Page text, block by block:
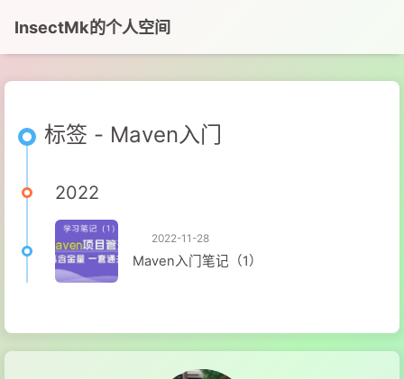
InsectMk的个人空间
标签 - Maven入门
2022
2022-11-28
Maven入门笔记（1）